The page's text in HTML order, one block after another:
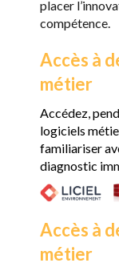
placer
compétence.
Accès à
métier
Accédez,
logiciels
familiariser
diagnostic
Accès à
métier